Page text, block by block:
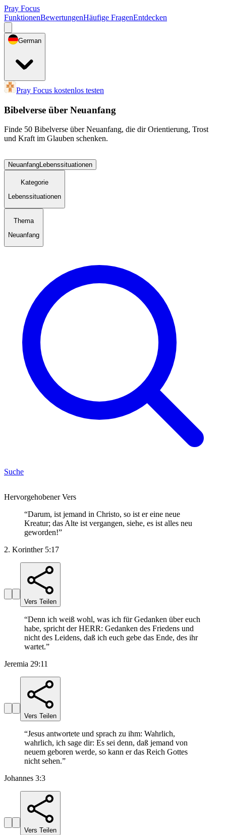
Pray Focus
FunktionenBewertungenHäufige FragenEntdecken
German
Pray Focus kostenlos testen
Bibelverse über Neuanfang
Finde 50 Bibelverse über Neuanfang, die dir Orientierung, Trost
und Kraft im Glauben schenken.
NeuanfangLebenssituationen
Kategorie
Lebenssituationen
Thema
Neuanfang
Suche
Hervorgehobener Vers
“Darum, ist jemand in Christo, so ist er eine neue
Kreatur; das Alte ist vergangen, siehe, es ist alles neu
geworden!”
2. Korinther 5:17
Vers Teilen
“Denn ich weiß wohl, was ich für Gedanken über euch
habe, spricht der HERR: Gedanken des Friedens und
nicht des Leidens, daß ich euch gebe das Ende, des ihr
wartet.”
Jeremia 29:11
Vers Teilen
“Jesus antwortete und sprach zu ihm: Wahrlich,
wahrlich, ich sage dir: Es sei denn, daß jemand von
neuem geboren werde, so kann er das Reich Gottes
nicht sehen.”
Johannes 3:3
Vers Teilen